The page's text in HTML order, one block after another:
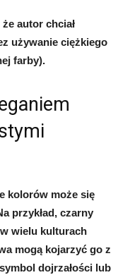
autor chciał
używanie ciężkiego
farby).
kolorów może się
przykład, czarny
wielu kulturach
mogą kojarzyć go z
dojrzałości lub